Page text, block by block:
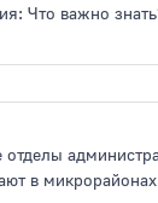
Что важно
отделы
в микрорайонах